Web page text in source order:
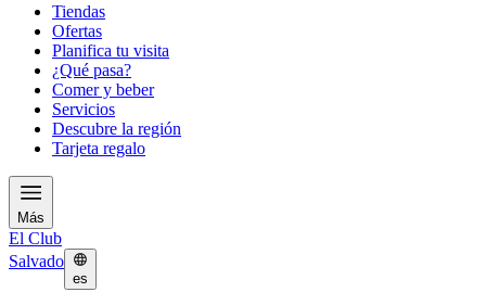
Tiendas
Ofertas
Planifica tu visita
¿Qué pasa?
Comer y beber
Servicios
Descubre la región
Tarjeta regalo
Más
El Club
Salvado
es